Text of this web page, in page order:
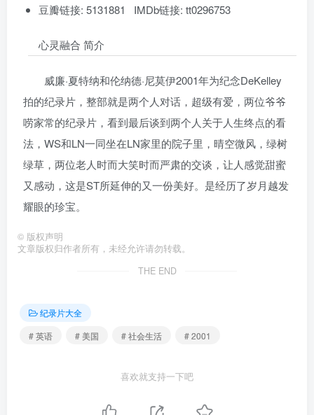
豆瓣链接: 5131881 IMDb链接: tt0296753
心灵融合 简介
威廉·夏特纳和伦纳德·尼莫伊2001年为纪念DeKelley
拍的纪录片，整部就是两个人对话，超级有爱，两位爷爷
唠家常的纪录片，看到最后谈到两个人关于人生终点的看
法，WS和LN一同坐在LN家里的院子里，晴空微风，绿树
绿草，两位老人时而大笑时而严肃的交谈，让人感觉甜蜜
又感动，这是ST所延伸的又一份美好。是经历了岁月越发
耀眼的珍宝。
© 版权声明
文章版权归作者所有，未经允许请勿转载。
THE END
纪录片大全
# 英语
# 美国 # 社会生活 # 2001
喜欢就支持一下吧